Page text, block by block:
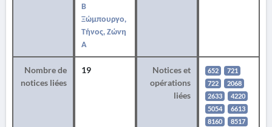
Β
Ξώμπουργο,
Τήνος, Ζώνη
Α
Nombre de
notices liées
19
Notices et
opérations
liées
652
721
722
2068
2633
4220
5054
6613
8160
8517